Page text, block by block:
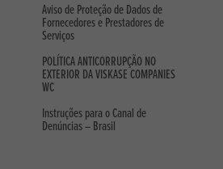
Aviso de Proteção de Dados de
Fornecedores e Prestadores de
Serviços
POLÍTICA ANTICORRUPÇÃO NO
EXTERIOR DA VISKASE COMPANIES
WC
Instruções para o Canal de
Denúncias – Brasil